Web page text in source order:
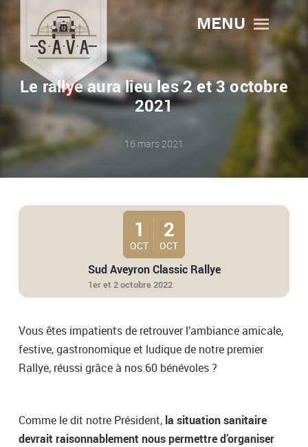
MENU
Le rallye aura lieu les 2 et 3 octobre
2021
16 mars 2021
1
OCT
2
OCT
Sud Aveyron Classic Rallye
1er et 2 octobre 2022
Vous êtes impatients de retrouver l’ambiance amicale,
festive, gastronomique et ludique de notre premier
Rallye, réussi grâce à nos 60 bénévoles ?
Comme le dit notre Président, la situation sanitaire
devrait raisonnablement nous permettre d’organiser